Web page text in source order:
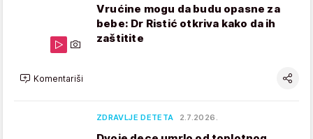
Vrućine mogu da budu opasne za
bebe: Dr Ristić otkriva kako da ih
zaštitite
Komentariši
ZDRAVLJE DETETA 2.7.2026.